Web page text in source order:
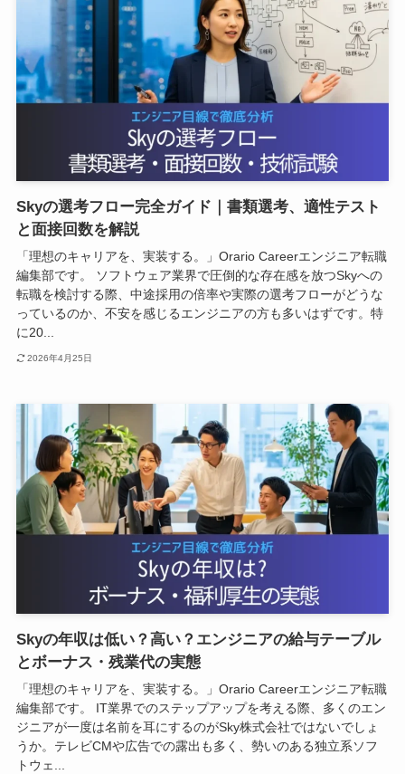
Skyの選考フロー完全ガイド｜書類選考、適性テスト
と面接回数を解説
「理想のキャリアを、実装する。」Orario Careerエンジニア転職
編集部です。 ソフトウェア業界で圧倒的な存在感を放つSkyへの
転職を検討する際、中途採用の倍率や実際の選考フローがどうな
っているのか、不安を感じるエンジニアの方も多いはずです。特
に20...
2026年4月25日
Skyの年収は低い？高い？エンジニアの給与テーブル
とボーナス・残業代の実態
「理想のキャリアを、実装する。」Orario Careerエンジニア転職
編集部です。 IT業界でのステップアップを考える際、多くのエン
ジニアが一度は名前を耳にするのがSky株式会社ではないでしょ
うか。テレビCMや広告での露出も多く、勢いのある独立系ソフ
トウェ...